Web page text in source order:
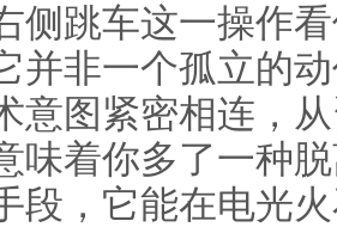
侧跳车这一操作
并非一个孤立的
意图紧密相连，
味着你多了一种
段，它能在电光